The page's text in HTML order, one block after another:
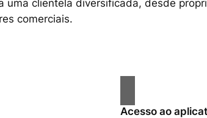
clientela diversificada, desde
comerciais.
Acesso ao